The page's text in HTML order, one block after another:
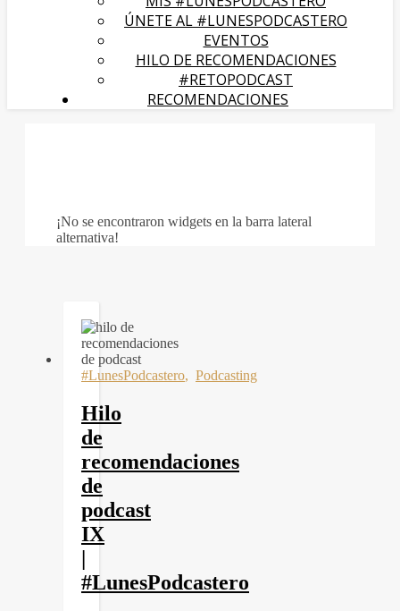
ÚNETE AL #LUNESPODCASTERO
EVENTOS
HILO DE RECOMENDACIONES
#RETOPODCAST
RECOMENDACIONES
¡No se encontraron widgets en la barra lateral
alternativa!
#LunesPodcastero, Podcasting
Hilo
de
recomendaciones
de
podcast
IX
|
#LunesPodcastero